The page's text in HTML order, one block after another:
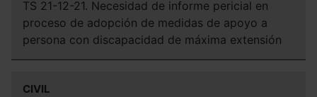
Saber más acerca de las cookies
TS 21-12-21. Necesidad de informe pericial en
proceso de adopción de medidas de apoyo a
persona con discapacidad de máxima extensión
CIVIL